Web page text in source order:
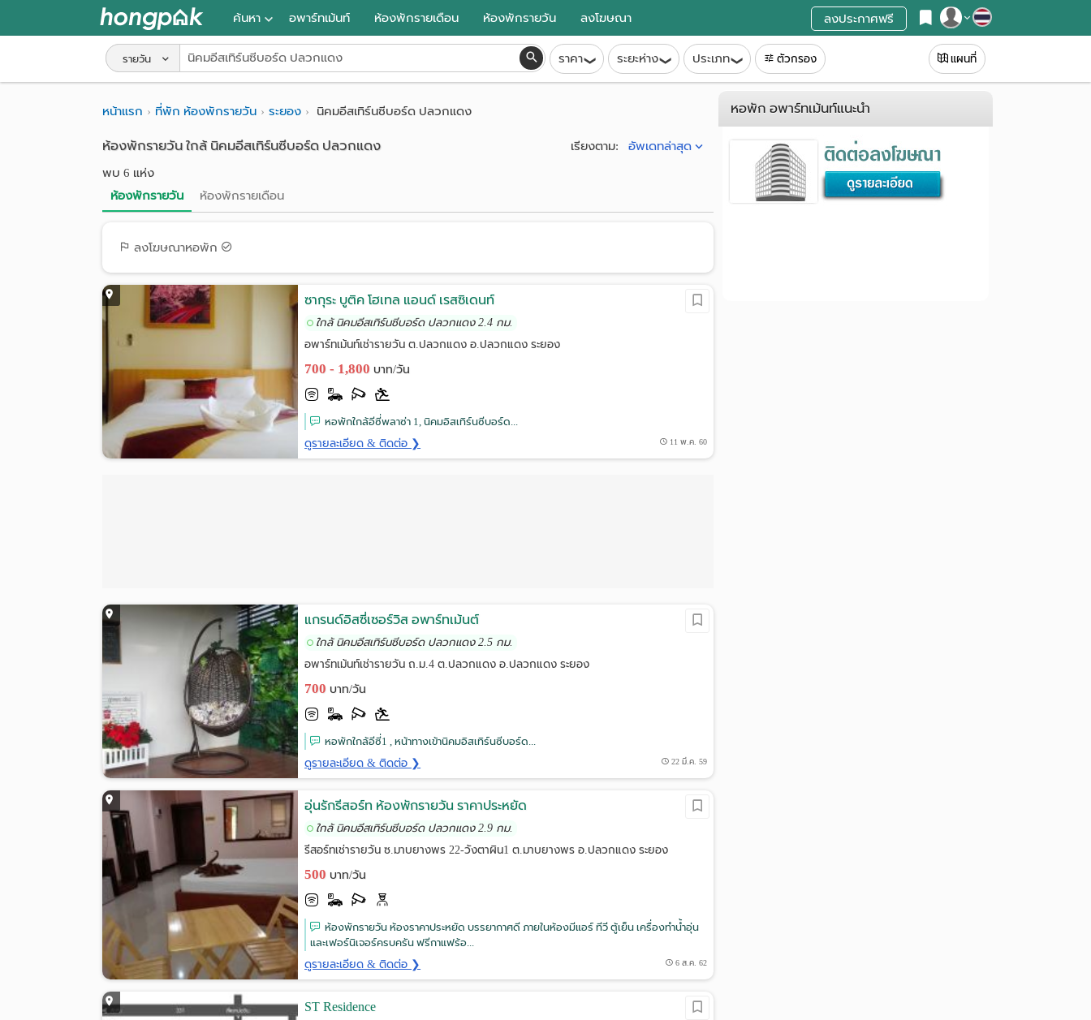
สมัครสมาชิก
เข้าสู่ระบบ
ค้นหา
หอพัก ใกล้ฉัน
ค้นจากสถานีรถไฟฟ้า
ค้นตามจังหวัด
ค้นจากสถานศึกษา
อพาร์ทเม้นท์ ห้องพักรายเดือน ห้องพักรายวัน ลงโฆษณา ลงประกาศฟรี
รายวัน ราคา ระยะห่าง ประเภท ตัวกรอง แผนที่
หน้าแรก ที่พัก ห้องพักรายวัน ระยอง นิคมอีสเทิร์นซีบอร์ด ปลวกแดง
ห้องพักรายวัน ใกล้ นิคมอีสเทิร์นซีบอร์ด ปลวกแดง
พบ 6 แห่ง
เรียงตาม: อัพเดทล่าสุด
ห้องพักรายวัน ห้องพักรายเดือน
ลงโฆษณาหอพัก
ซากุระ บูติค โฮเทล แอนด์ เรสซิเดนท์
ใกล้ นิคมอีสเทิร์นซีบอร์ด ปลวกแดง 2.4 กม.
อพาร์ทเม้นท์เช่ารายวัน ต.ปลวกแดง อ.ปลวกแดง ระยอง
700 - 1,800 บาท/วัน
หอพักใกล้อีซี่พลาซ่า 1, นิคมอิสเทิร์นซีบอร์ด...
ดูรายละเอียด & ติดต่อ ❯ 11 พ.ค. 60
แกรนด์อิสซี่เซอร์วิส อพาร์ทเม้นต์
ใกล้ นิคมอีสเทิร์นซีบอร์ด ปลวกแดง 2.5 กม.
อพาร์ทเม้นท์เช่ารายวัน ถ.ม.4 ต.ปลวกแดง อ.ปลวกแดง ระยอง
700 บาท/วัน
หอพักใกล้อีซี่1 , หน้าทางเข้านิคมอิสเทิร์นซีบอร์ด...
ดูรายละเอียด & ติดต่อ ❯ 22 มี.ค. 59
อุ่นรักรีสอร์ท ห้องพักรายวัน ราคาประหยัด
ใกล้ นิคมอีสเทิร์นซีบอร์ด ปลวกแดง 2.9 กม.
รีสอร์ทเช่ารายวัน ซ.มาบยางพร 22-วังตาผิน1 ต.มาบยางพร อ.ปลวกแดง ระยอง
500 บาท/วัน
ห้องพักรายวัน ห้องราคาประหยัด บรรยากาศดี ภายในห้องมีแอร์ ทีวี ตู้เย็น เครื่องทำน้ำอุ่น
และเฟอร์นิเจอร์ครบครัน ฟรีกาแฟร้อ...
ดูรายละเอียด & ติดต่อ ❯ 6 ส.ค. 62
ST Residence
หอพัก อพาร์ทเม้นท์แนะนำ